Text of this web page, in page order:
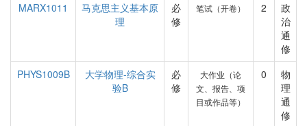
MARX1011
马克思主义基本原
理
必
修
笔试（开卷） 2
政
治
通
修
PHYS1009B
大学物理-综合实
验B
必
修
大作业（论
文、报告、项
目或作品等）
0
物
理
通
修